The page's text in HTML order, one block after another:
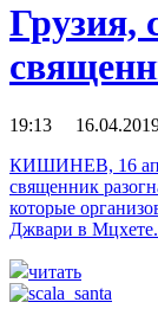
Грузия,
19:13
КИШИНЕВ, 16 апр
священник
которые
Джвари в
читать